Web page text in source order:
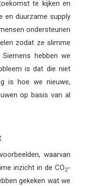
te kijken en
en duurzame supply
ondersteunen
zodat ze slimme
Siemens hebben we
is dat die niet
is hoe we nieuwe,
op basis van al
waarvan
inzicht in de CO2-
gekeken wat we